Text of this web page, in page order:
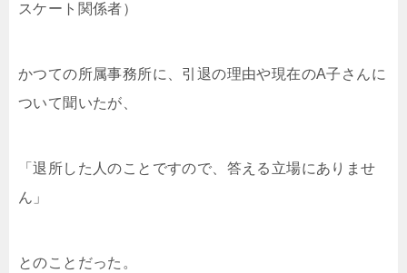
スケート関係者）
かつての所属事務所に、引退の理由や現在のA子さんに
ついて聞いたが、
「退所した人のことですので、答える立場にありませ
ん」
とのことだった。